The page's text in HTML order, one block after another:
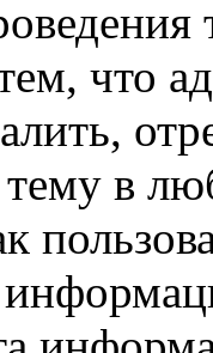
что
в